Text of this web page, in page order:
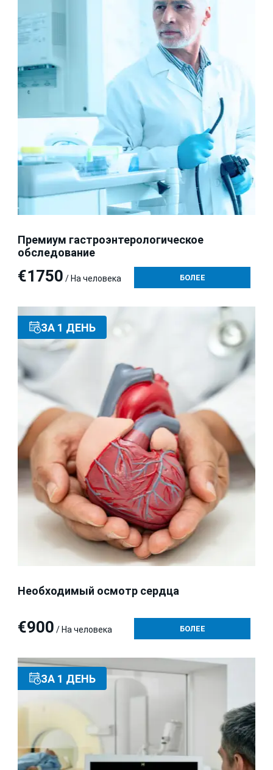
Премиум гастроэнтерологическое
обследование
€1750 / На человека БОЛЕЕ
ЗА 1 ДЕНЬ
Необходимый осмотр сердца
€900 / На человека БОЛЕЕ
ЗА 1 ДЕНЬ